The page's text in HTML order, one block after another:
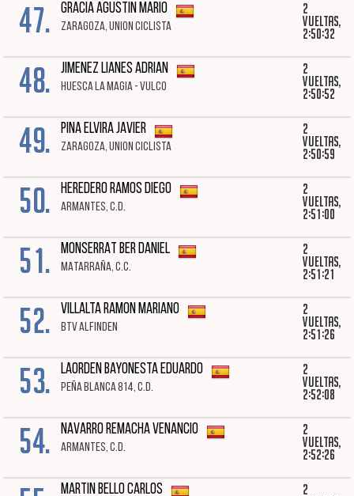
47. GRACIA AGUSTIN MARIO
ZARAGOZA, UNION CICLISTA
2
vueltas,
2:50:32
48. JIMENEZ LIANES ADRIAN
HUESCA LA MAGIA - VULCO
2
vueltas,
2:50:52
49. PINA ELVIRA JAVIER
ZARAGOZA, UNION CICLISTA
2
vueltas,
2:50:59
50. HEREDERO RAMOS DIEGO
ARMANTES, C.D.
2
vueltas,
2:51:00
51. MONSERRAT BER DANIEL
MATARRAÑA, C.C.
2
vueltas,
2:51:21
52. VILLALTA RAMON MARIANO
BTV ALFINDEN
2
vueltas,
2:51:26
53. LAORDEN BAYONESTA EDUARDO
PEÑA BLANCA 814, C.D.
2
vueltas,
2:52:08
54. NAVARRO REMACHA VENANCIO
ARMANTES, C.D.
2
vueltas,
2:52:26
MARTIN BELLO CARLOS
2